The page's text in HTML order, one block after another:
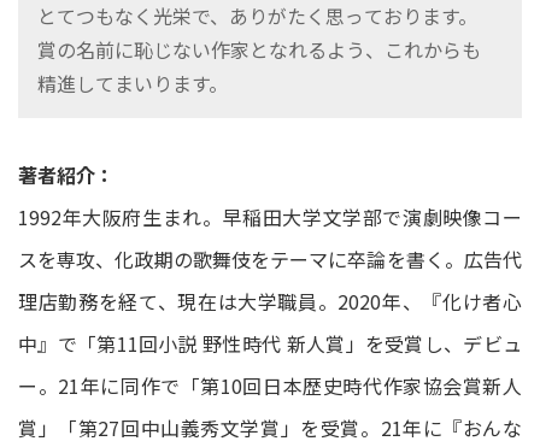
とてつもなく光栄で、ありがたく思っております。
賞の名前に恥じない作家となれるよう、これからも
精進してまいります。
著者紹介：
1992年大阪府生まれ。早稲田大学文学部で演劇映像コー
スを専攻、化政期の歌舞伎をテーマに卒論を書く。広告代
理店勤務を経て、現在は大学職員。2020年、『化け者心
中』で「第11回小説 野性時代 新人賞」を受賞し、デビュ
ー。21年に同作で「第10回日本歴史時代作家協会賞新人
賞」「第27回中山義秀文学賞」を受賞。21年に『おんな